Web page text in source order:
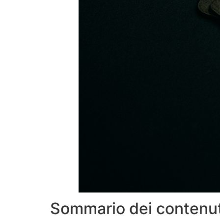
Sommario dei